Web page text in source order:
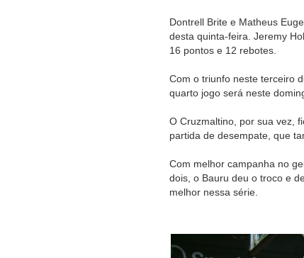
Dontrell Brite e Matheus
desta quinta-feira. Jeremy
16 pontos e 12 rebotes.
Com o triunfo neste terceiro
quarto jogo será neste
O Cruzmaltino, por sua vez,
partida de desempate, que
Com melhor campanha no
dois, o Bauru deu o troco e
melhor nessa série.